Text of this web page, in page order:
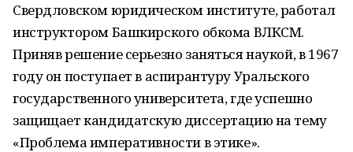
Свердловском юридическом институте, работал
инструктором Башкирского обкома ВЛКСМ.
Приняв решение серьезно заняться наукой, в 1967
году он поступает в аспирантуру Уральского
государственного университета, где успешно
защищает кандидатскую диссертацию на тему
«Проблема императивности в этике».